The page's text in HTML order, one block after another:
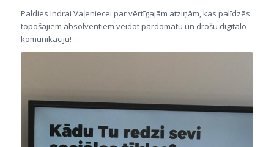
Paldies Indrai Vaļeniecei par vērtīgajām atziņām, kas palīdzēs
topošajiem absolventiem veidot pārdomātu un drošu digitālo
komunikāciju!